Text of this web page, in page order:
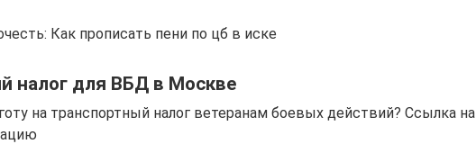
Как прописать пени по цб в иске
налог для ВБД в Москве
на транспортный налог ветеранам боевых действий? Ссылка на